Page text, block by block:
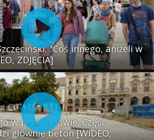
"Coś innego, aniżeli w
ZDJĘCIA]
w przebudowie. Część
głównie beton [WIDEO,